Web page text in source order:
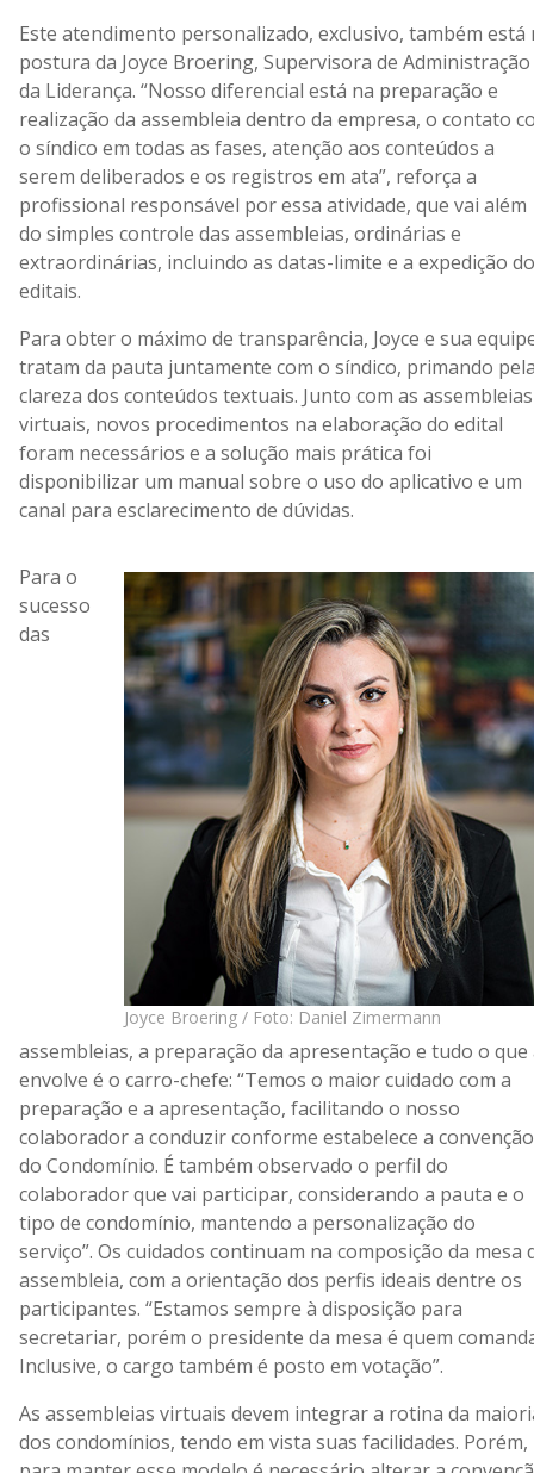
Este atendimento personalizado, exclusivo, também está
postura da Joyce Broering, Supervisora de Administração
da Liderança. “Nosso diferencial está na preparação e
realização da assembleia dentro da empresa, o contato
o síndico em todas as fases, atenção aos conteúdos a
serem deliberados e os registros em ata”, reforça a
profissional responsável por essa atividade, que vai além
do simples controle das assembleias, ordinárias e
extraordinárias, incluindo as datas-limite e a expedição
editais.
Para obter o máximo de transparência, Joyce e sua
tratam da pauta juntamente com o síndico, primando
clareza dos conteúdos textuais. Junto com as assembleias
virtuais, novos procedimentos na elaboração do edital
foram necessários e a solução mais prática foi
disponibilizar um manual sobre o uso do aplicativo e um
canal para esclarecimento de dúvidas.
Joyce Broering / Foto: Daniel Zimermann
Para o
sucesso
das
assembleias, a preparação da apresentação e tudo o que
envolve é o carro-chefe: “Temos o maior cuidado com a
preparação e a apresentação, facilitando o nosso
colaborador a conduzir conforme estabelece a convenção
do Condomínio. É também observado o perfil do
colaborador que vai participar, considerando a pauta e o
tipo de condomínio, mantendo a personalização do
serviço”. Os cuidados continuam na composição da mesa
assembleia, com a orientação dos perfis ideais dentre os
participantes. “Estamos sempre à disposição para
secretariar, porém o presidente da mesa é quem
Inclusive, o cargo também é posto em votação”.
As assembleias virtuais devem integrar a rotina da
dos condomínios, tendo em vista suas facilidades. Porém,